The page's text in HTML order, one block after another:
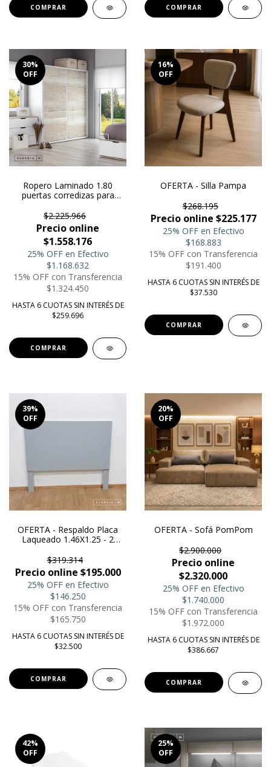
COMPRAR COMPRAR
30%
OFF
Ropero Laminado 1.80
puertas corredizas para
$2.225.966
Precio online
$1.558.176
25% OFF en Efectivo
$1.168.632
15% OFF con Transferencia
$1.324.450
HASTA 6 CUOTAS SIN INTERÉS DE
$259.696
16%
OFF
OFERTA - Silla Pampa
$268.195
Precio online $225.177
25% OFF en Efectivo
$168.883
15% OFF con Transferencia
$191.400
HASTA 6 CUOTAS SIN INTERÉS DE
$37.530
COMPRAR
39%
OFF
OFERTA - Respaldo Placa
Laqueado 1.46X1.25 - 2
$319.314
Precio online $195.000
25% OFF en Efectivo
$146.250
15% OFF con Transferencia
$165.750
HASTA 6 CUOTAS SIN INTERÉS DE
$32.500
COMPRAR
20%
OFF
OFERTA - Sofá PomPom
$2.900.000
Precio online
$2.320.000
25% OFF en Efectivo
$1.740.000
15% OFF con Transferencia
$1.972.000
HASTA 6 CUOTAS SIN INTERÉS DE
$386.667
42%
OFF
25%
OFF